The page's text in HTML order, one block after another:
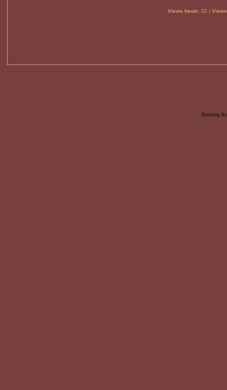
Views heute:32 |
Burning